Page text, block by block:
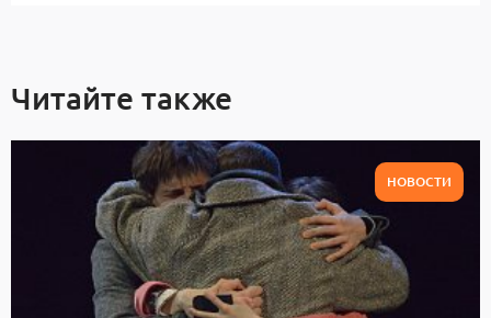
Читайте также
НОВОСТИ